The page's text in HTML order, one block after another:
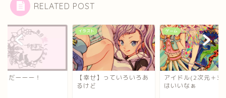
RELATED POST
だーーー！
イラスト
【幸せ】っていろいろあ
るけど
ゲーム
アイドル(2次元＋3
はいいなぁ